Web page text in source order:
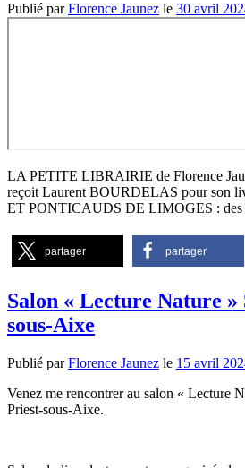
Publié parFlorence Jaunez le 30 avril
LA PETITE LIBRAIRIE de Florence
reçoit Laurent BOURDELAS pour son
ET PONTICAUDS DE LIMOGES : des
partager partager
Salon « Lecture Nature
sous-Aixe
Publié parFlorence Jaunez le 15 avril
Venez me rencontrer au salon « Lecture
Priest-sous-Aixe.